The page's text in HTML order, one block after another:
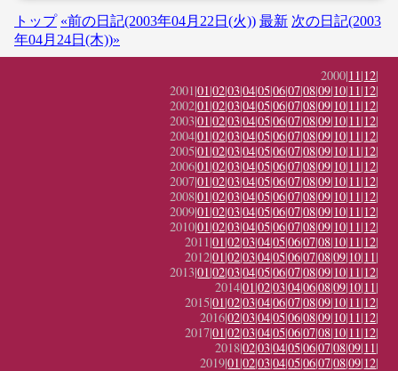
トップ «前の日記(2003年04月22日(火)) 最新 次の日記(2003
年04月24日(木))»
2000|11|12|
2001|01|02|03|04|05|06|07|08|09|10|11|12|
2002|01|02|03|04|05|06|07|08|09|10|11|12|
2003|01|02|03|04|05|06|07|08|09|10|11|12|
2004|01|02|03|04|05|06|07|08|09|10|11|12|
2005|01|02|03|04|05|06|07|08|09|10|11|12|
2006|01|02|03|04|05|06|07|08|09|10|11|12|
2007|01|02|03|04|05|06|07|08|09|10|11|12|
2008|01|02|03|04|05|06|07|08|09|10|11|12|
2009|01|02|03|04|05|06|07|08|09|10|11|12|
2010|01|02|03|04|05|06|07|08|09|10|11|12|
2011|01|02|03|04|05|06|07|08|10|11|12|
2012|01|02|03|04|05|06|07|08|09|10|11|
2013|01|02|03|04|05|06|07|08|09|10|11|12|
2014|01|02|03|04|06|08|09|10|11|
2015|01|02|03|04|06|07|08|09|10|11|12|
2016|02|03|04|05|06|08|09|10|11|12|
2017|01|02|03|04|05|06|07|08|10|11|12|
2018|02|03|04|05|06|07|08|09|11|
2019|01|02|03|04|05|06|07|08|09|12|